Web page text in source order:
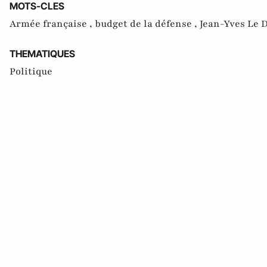
MOTS-CLES
Armée française , budget de la défense , Jean-Yves Le
THEMATIQUES
Politique